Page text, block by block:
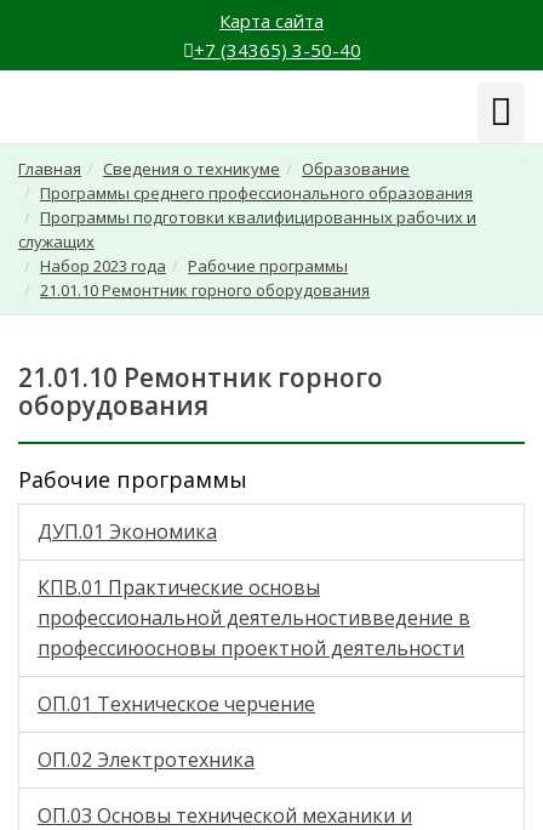
Карта сайта
+7 (34365) 3-50-40
Главная Сведения о техникуме
Образование
Программы среднего профессионального образования
Программы подготовки квалифицированных рабочих и
служащих
Набор 2023 года
Рабочие программы
21.01.10 Ремонтник горного оборудования
21.01.10 Ремонтник горного
оборудования
Рабочие программы
ДУП.01 Экономика
КПВ.01 Практические основы
профессиональной деятельностивведение в
профессиюосновы проектной деятельности
ОП.01 Техническое черчение
ОП.02 Электротехника
ОП.03 Основы технической механики и